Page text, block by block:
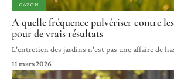
GAZON
À quelle fréquence pulvériser contre
pour de vrais résultats
L'entretien des jardins n'est pas une affaire de
11 mars 2026